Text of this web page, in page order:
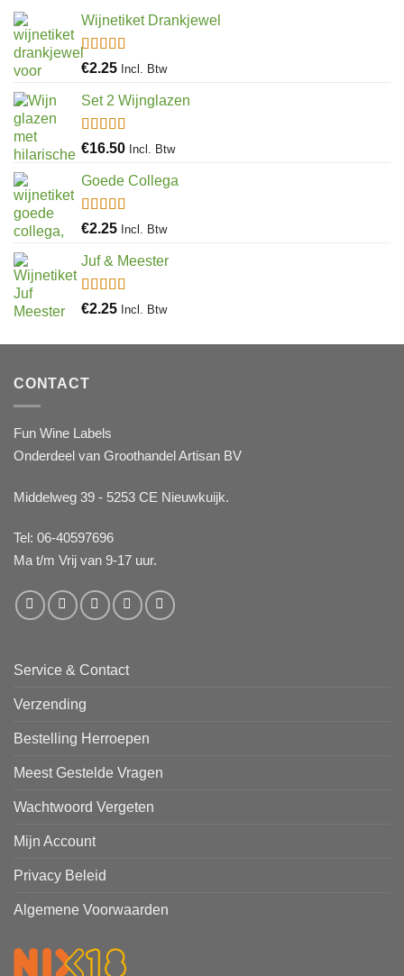
Wijnetiket Drankjewel
Gewaardeerd
€2.25 Incl. Btw
Set 2 Wijnglazen
Gewaardeerd
€16.50 Incl. Btw
Goede Collega
Gewaardeerd
€2.25 Incl. Btw
Juf & Meester
Gewaardeerd
€2.25 Incl. Btw
CONTACT
Fun Wine Labels
Onderdeel van Groothandel Artisan BV
Middelweg 39 - 5253 CE Nieuwkuijk.
Tel: 06-40597696
Ma t/m Vrij van 9-17 uur.
Service & Contact
Verzending
Bestelling Herroepen
Meest Gestelde Vragen
Wachtwoord Vergeten
Mijn Account
Privacy Beleid
Algemene Voorwaarden